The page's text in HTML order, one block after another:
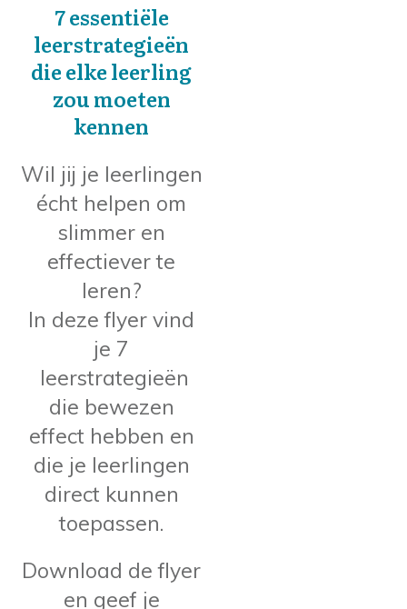
7 essentiële
leerstrategieën
die elke leerling
zou moeten
kennen
Wil jij je leerlingen
écht helpen om
slimmer en
effectiever te
leren?
In deze flyer vind
je 7
leerstrategieën
die bewezen
effect hebben en
die je leerlingen
direct kunnen
toepassen.
Download de flyer
en geef je